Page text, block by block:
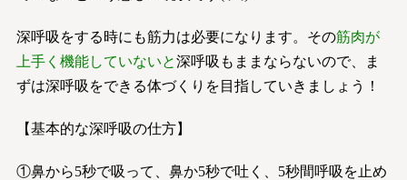
深呼吸をする時にも筋力は必要になります。その筋肉が
上手く機能していないと深呼吸もままならないので、ま
ずは深呼吸をできる体づくりを目指していきましょう！
【基本的な深呼吸の仕方】
①鼻から5秒で吸って、鼻か5秒で吐く、5秒間呼吸を止め